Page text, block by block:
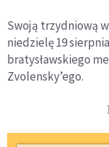
Swoją trzydniową
niedzielę 19
bratysławskiego
Zvolensky’ego.